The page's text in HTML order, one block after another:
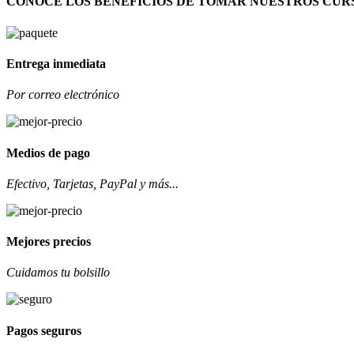
Entrega inmediata
Por correo electrónico
Medios de pago
Efectivo, Tarjetas, PayPal y más...
Mejores precios
Cuidamos tu bolsillo
Pagos seguros